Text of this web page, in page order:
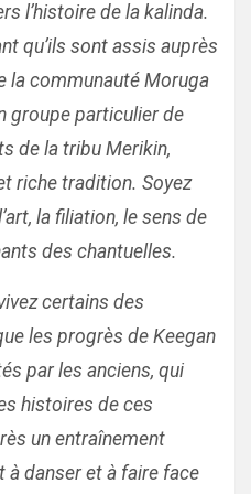
l’histoire de la kalinda.
qu’ils sont assis auprès
la communauté Moruga
groupe particulier de
de la tribu Merikin,
riche tradition. Soyez
la filiation, le sens de
des chantuelles.
certains des
les progrès de Keegan
par les anciens, qui
histoires de ces
un entraînement
à danser et à faire face